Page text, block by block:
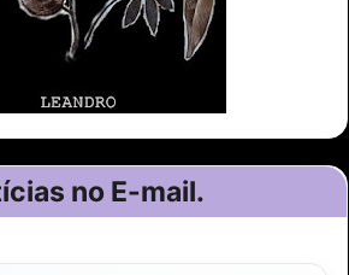
no E-mail.